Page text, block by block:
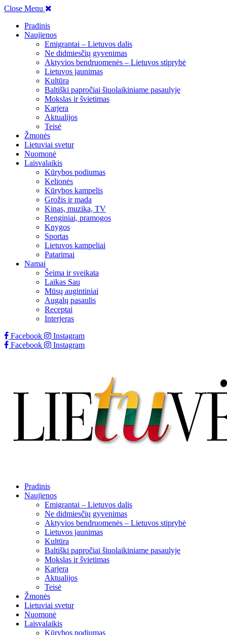
Close Menu
Pradinis
Naujienos
Emigrantai – Lietuvos dalis
Ne didmiesčių gyvenimas
Aktyvios bendruomenės – Lietuvos stiprybė
Lietuvos jaunimas
Kultūra
Baltiški papročiai šiuolaikiniame pasaulyje
Mokslas ir švietimas
Karjera
Aktualijos
Teisė
Žmonės
Lietuviai svetur
Nuomonė
Laisvalaikis
Kūrybos podiumas
Kelionės
Kūrybos kampelis
Grožis ir mada
Kinas, muzika, TV
Renginiai, pramogos
Knygos
Sportas
Lietuvos kampeliai
Patarimai
Namai
Šeima ir sveikata
Laikas Sau
Mūsų augintiniai
Augalų pasaulis
Receptai
Interjeras
Facebook
Instagram
Facebook
Instagram
Pradinis
Naujienos
Emigrantai – Lietuvos dalis
Ne didmiesčių gyvenimas
Aktyvios bendruomenės – Lietuvos stiprybė
Lietuvos jaunimas
Kultūra
Baltiški papročiai šiuolaikiniame pasaulyje
Mokslas ir švietimas
Karjera
Aktualijos
Teisė
Žmonės
Lietuviai svetur
Nuomonė
Laisvalaikis
Kūrybos podiumas